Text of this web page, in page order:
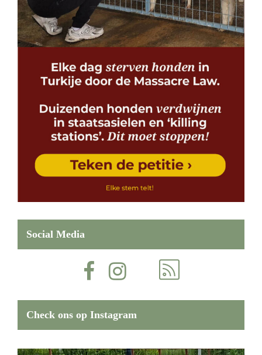
Social Media
Check ons op Instagram